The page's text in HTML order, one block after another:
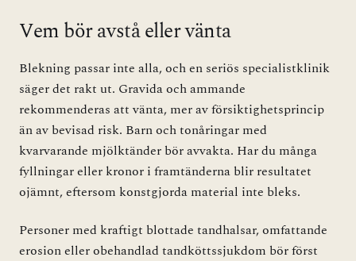
Vem bör avstå eller vänta
Blekning passar inte alla, och en seriös specialistklinik
säger det rakt ut. Gravida och ammande
rekommenderas att vänta, mer av försiktighetsprincip
än av bevisad risk. Barn och tonåringar med
kvarvarande mjölktänder bör avvakta. Har du många
fyllningar eller kronor i framtänderna blir resultatet
ojämnt, eftersom konstgjorda material inte bleks.
Personer med kraftigt blottade tandhalsar, omfattande
erosion eller obehandlad tandköttssjukdom bör först